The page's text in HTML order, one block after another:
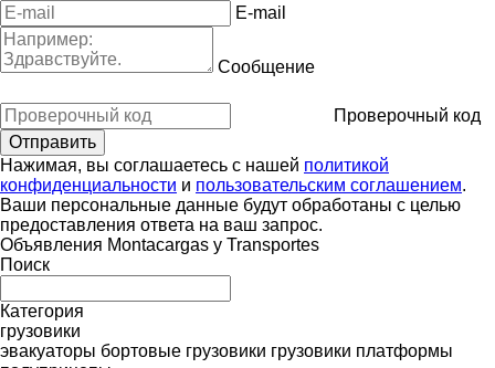
E-mail
Сообщение
Проверочный код
Нажимая, вы соглашаетесь с нашей политикой
конфиденциальности и пользовательским соглашением.
Ваши персональные данные будут обработаны с целью
предоставления ответа на ваш запрос.
Объявления Montacargas y Transportes
Поиск
Категория
грузовики
эвакуаторы бортовые грузовики грузовики платформы